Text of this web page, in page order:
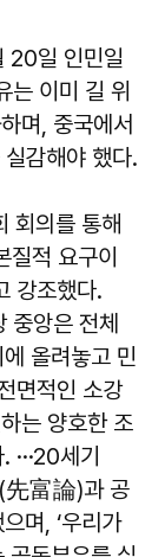
20일 인민일
는 이미 길 위
며, 중국에서
실감해야 했다.
회의를 통해
적 요구이
강조했다.
앙은 전체
올려놓고 민
면적인 소강
는 양호한 조
세기
先富論)과 공
며, ‘우리가